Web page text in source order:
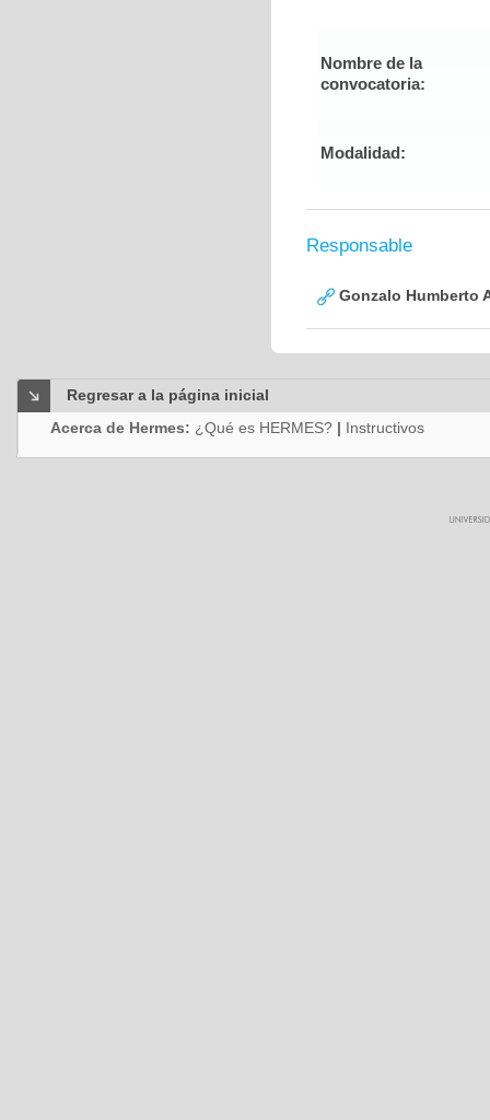
Nombre de la
convocatoria:
Modalidad:
Responsable
Gonzalo Humberto
Regresar a la página inicial
Acerca de Hermes: ¿Qué es HERMES? | Instructivos